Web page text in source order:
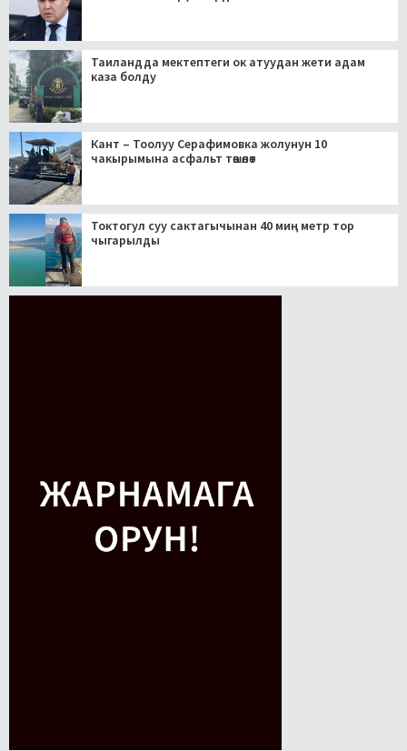
Таиландда мектептеги ок атуудан жети адам
каза болду
Кант – Тоолуу Серафимовка жолунун 10
чакырымына асфальт төшөлөт
Токтогул суу сактагычынан 40 миң метр тор
чыгарылды